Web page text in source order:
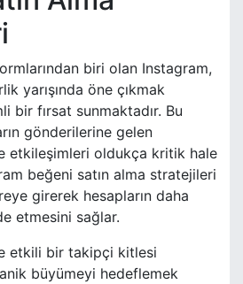
biri olan Instagram,
yarışında öne çıkmak
bir fırsat sunmaktadır. Bu
gönderilerine gelen
etkileşimleri oldukça kritik hale
beğeni satın alma stratejileri
girerek hesapların daha
etmesini sağlar.
etkili bir takipçi kitlesi
büyümeyi hedeflemek